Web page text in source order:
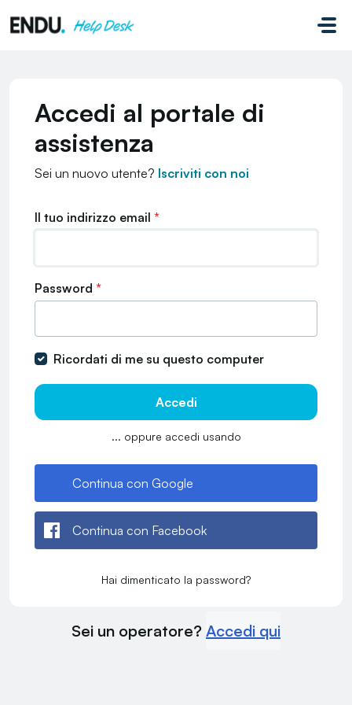
Accedi al portale di
assistenza
Sei un nuovo utente? Iscriviti con noi
Il tuo indirizzo email *
Password *
Ricordati di me su questo computer
Accedi
... oppure accedi usando
Continua con Google
Continua con Facebook
Hai dimenticato la password?
Sei un operatore? Accedi qui